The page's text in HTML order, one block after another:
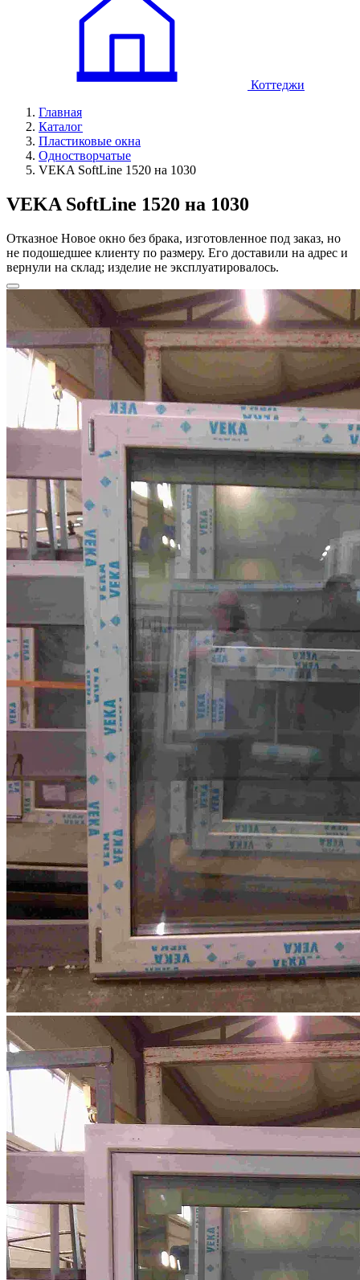
Коттеджи
Главная
Каталог
Пластиковые окна
Одностворчатые
VEKA SoftLine 1520 на 1030
VEKA SoftLine 1520 на 1030
Отказное Новое окно без брака, изготовленное под заказ, но
не подошедшее клиенту по размеру. Его доставили на адрес и
вернули на склад; изделие не эксплуатировалось.